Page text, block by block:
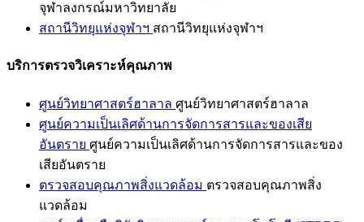
จุฬาลงกรณ์มหาวิทยาลัย
สถานีวิทยุแห่งจุฬาฯ สถานีวิทยุแห่งจุฬาฯ
บริการตรวจวิเคราะห์คุณภาพ
ศูนย์วิทยาศาสตร์ฮาลาล ศูนย์วิทยาศาสตร์ฮาลาล
ศูนย์ความเป็นเลิศด้านการจัดการสารและของเสีย
อันตราย ศูนย์ความเป็นเลิศด้านการจัดการสารและของ
เสียอันตราย
ตรวจสอบคุณภาพสิ่งแวดล้อม ตรวจสอบคุณภาพสิ่ง
แวดล้อม